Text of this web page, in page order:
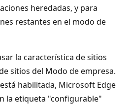
heredadas, y para
restantes en el modo de
la característica de sitios
sitios del Modo de empresa.
habilitada, Microsoft Edge
la etiqueta "configurable"